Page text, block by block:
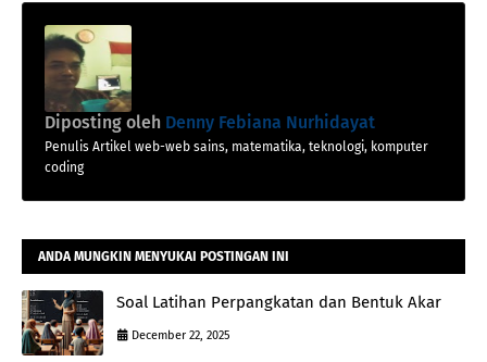
Diposting oleh Denny Febiana Nurhidayat
Penulis Artikel web-web sains, matematika, teknologi, komputer
coding
ANDA MUNGKIN MENYUKAI POSTINGAN INI
Soal Latihan Perpangkatan dan Bentuk Akar
December 22, 2025